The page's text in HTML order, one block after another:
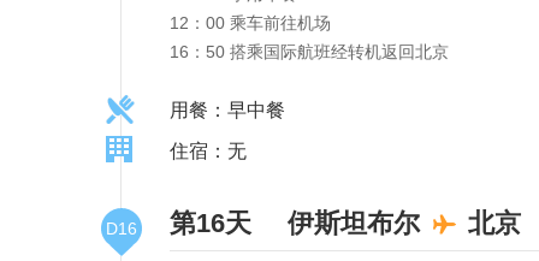
12：00 乘车前往机场
16：50 搭乘国际航班经转机返回北京
用餐：早中餐
住宿：无
D16 第16天 伊斯坦布尔 北京